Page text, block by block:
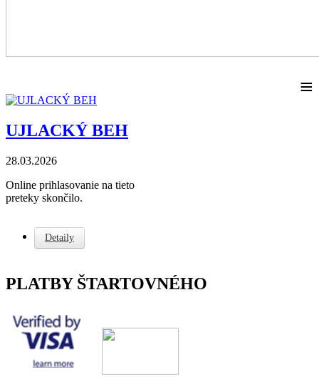
≡
UJLACKÝ BEH
28.03.2026
Online prihlasovanie na tieto
preteky skončilo.
Detaily
PLATBY ŠTARTOVNÉHO